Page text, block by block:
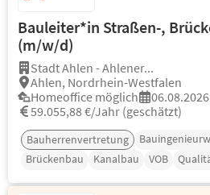
Bauleiter*in Straßen-,
(m/w/d)
Stadt Ahlen - Ahlener...
Ahlen, Nordrhein-Westfalen
Homeoffice möglich
06.08.2026
59.055,88 €/Jahr (geschätzt)
Bauherrenvertretung
Brückenbau
Kanalbau VOB